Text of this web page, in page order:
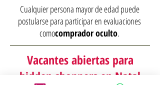
Cualquier persona mayor de edad puede
postularse para participar en evaluaciones
comocomprador oculto.
Vacantes abiertas para
hidden shoppers en Natal